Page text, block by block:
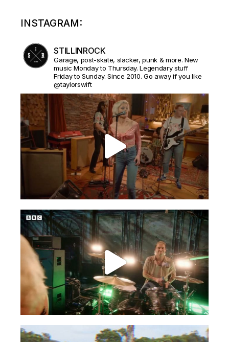
INSTAGRAM:
STILLINROCK
Garage, post-skate, slacker, punk & more. New
music Monday to Thursday. Legendary stuff
Friday to Sunday. Since 2010. Go away if you like
@taylorswift